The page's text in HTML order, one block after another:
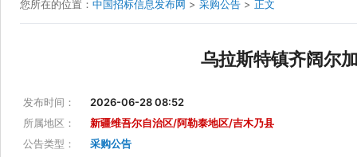
您所在的位置： 中国招标信息发布网 > 采购公告 > 正文
乌拉斯特镇齐阔尔
发布时间：
2026-06-28 08:52
所属地区：
新疆维吾尔自治区/阿勒泰地区/吉木乃县
公告类型：
采购公告